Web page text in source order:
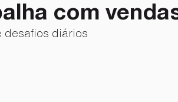
com
desafios diários